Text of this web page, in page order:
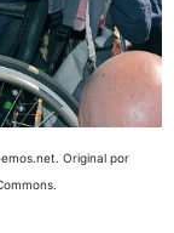
Original por